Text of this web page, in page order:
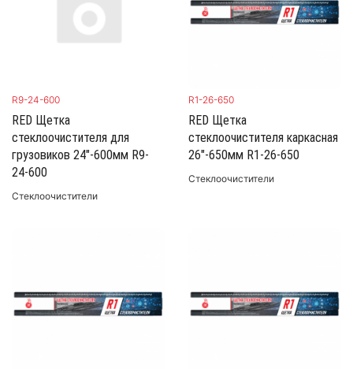
R9-24-600
RED Щетка
стеклоочистителя для
грузовиков 24"-600мм R9-
24-600
Стеклоочистители
R1-26-650
RED Щетка
стеклоочистителя каркасная
26"-650мм R1-26-650
Стеклоочистители